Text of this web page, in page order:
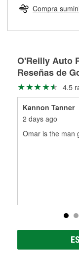
Más información
medirán tus
ser rectificados
partes de
Compra
O'Reilly Auto
Reseñas de
4.5
Kannon Tanner
2 days ago
Omar is the man